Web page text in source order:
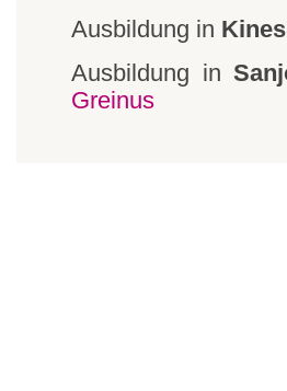
Ausbildung in
Ausbildung in
Greinus